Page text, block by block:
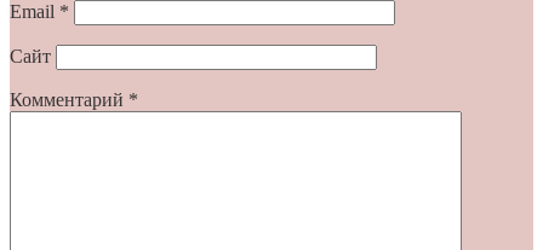
Email *
Сайт
Комментарий *